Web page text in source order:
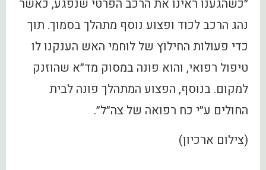
״כשהגענו ראינו את הרכב הפרטי שנפגע, כאשר
נהג הרכב לכוד ופצוע נוסף מתהלך בסמוך. תוך
כדי פעולות החילוץ של לוחמי האש הענקנו לו
טיפול רפואי, והוא פונה במסוק מד״א שהוזנק
למקום. בנוסף, הפצוע המתהלך פונה לבית
החולים ע״י כח רפואה של צה״ל״.
(צילום ארכיון)